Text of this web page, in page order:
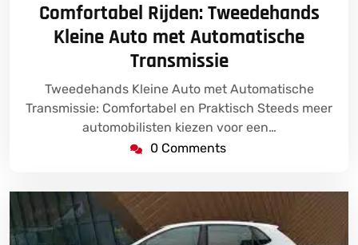
2025
Comfortabel Rijden: Tweedehands
Kleine Auto met Automatische
Transmissie
Tweedehands Kleine Auto met Automatische
Transmissie: Comfortabel en Praktisch Steeds meer
automobilisten kiezen voor een…
0 Comments